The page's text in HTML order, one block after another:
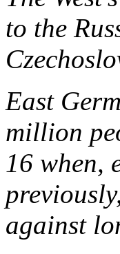
to the
East
million
16 when,
against